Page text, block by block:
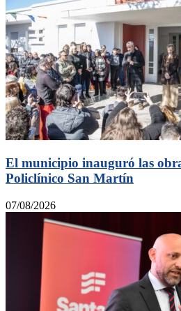
El municipio inauguró las
Policlínico San Martín
07/08/2026